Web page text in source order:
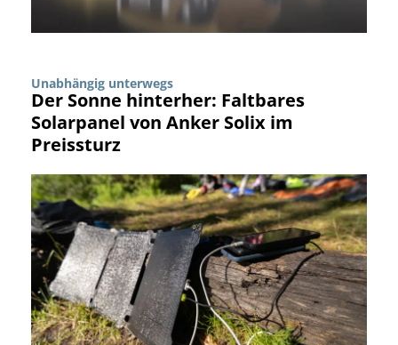
Unabhängig unterwegs
Der Sonne hinterher: Faltbares
Solarpanel von Anker Solix im
Preissturz